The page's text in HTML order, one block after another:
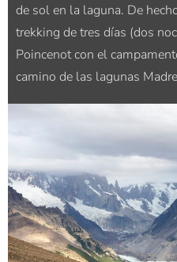
de sol en la laguna. De
trekking de tres días (dos
Poincenot con el
camino de las lagunas